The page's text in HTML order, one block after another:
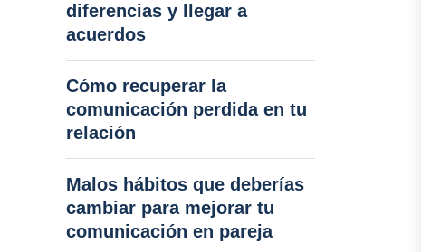
diferencias y llegar a
acuerdos
Cómo recuperar la
comunicación perdida en tu
relación
Malos hábitos que deberías
cambiar para mejorar tu
comunicación en pareja